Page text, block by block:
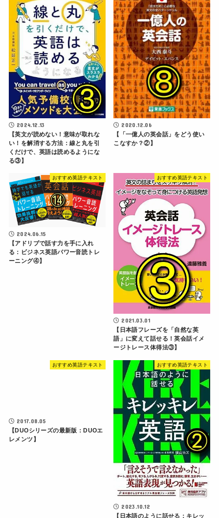
2024.12.13
【英文が読めない！意味が取れな
い！を解消する方法：線と丸を引
くだけで、英語は読めるようにな
る③】
2020.12.06
【「一億人の英会話」をどう使い
こなすか？②】
おすすめ英語テキスト
2024.06.15
【アドリブで話す力を手に入れ
る：ビジネス英語パワー音読トレ
ーニング④】
おすすめ英語テキスト
2021.03.01
【日本語フレーズを「自然な英
語」に変えて話せる！英会話イメ
ージトレース体得法③】
おすすめ英語テキスト
2017.08.05
【DUOシリーズの最新版：DUOエ
レメンツ】
おすすめ英語テキスト
2023.10.12
【日本語のように話せる：キレッ